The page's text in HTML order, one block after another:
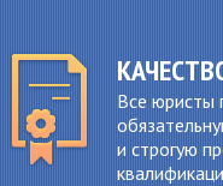
Все юристы
и строгую